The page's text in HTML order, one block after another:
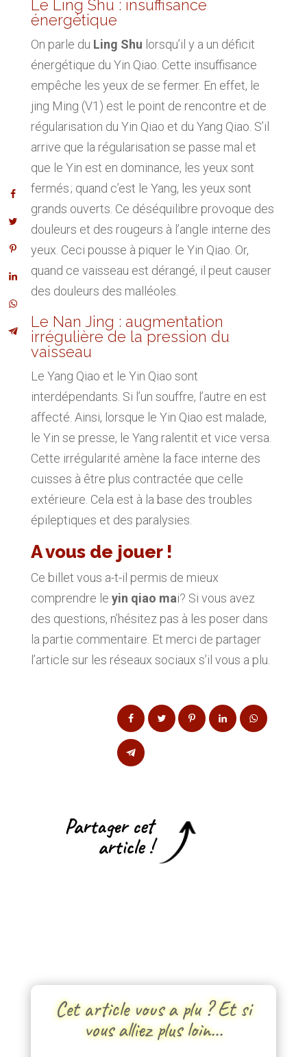
Le Ling Shu : insuffisance
énergétique
On parle du Ling Shu lorsqu’il y a un déficit
énergétique du Yin Qiao. Cette insuffisance
empêche les yeux de se fermer. En effet, le
jing Ming (V1) est le point de rencontre et de
régularisation du Yin Qiao et du Yang Qiao. S’il
arrive que la régularisation se passe mal et
que le Yin est en dominance, les yeux sont
fermés ; quand c’est le Yang, les yeux sont
grands ouverts. Ce déséquilibre provoque des
douleurs et des rougeurs à l’angle interne des
yeux. Ceci pousse à piquer le Yin Qiao. Or,
quand ce vaisseau est dérangé, il peut causer
des douleurs des malléoles.
Le Nan Jing : augmentation
irrégulière de la pression du
vaisseau
Le Yang Qiao et le Yin Qiao sont
interdépendants. Si l’un souffre, l’autre en est
affecté. Ainsi, lorsque le Yin Qiao est malade,
le Yin se presse, le Yang ralentit et vice versa.
Cette irrégularité amène la face interne des
cuisses à être plus contractée que celle
extérieure. Cela est à la base des troubles
épileptiques et des paralysies.
A vous de jouer !
Ce billet vous a-t-il permis de mieux
comprendre le yin qiao mai? Si vous avez
des questions, n’hésitez pas à les poser dans
la partie commentaire. Et merci de partager
l’article sur les réseaux sociaux s’il vous a plu.
Partager cet
article !
Cet article vous a plu ? Et si
vous alliez plus loin…